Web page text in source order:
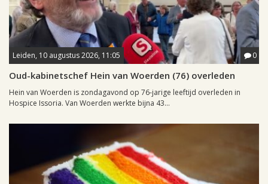
Leiden, 10 augustus 2026, 11:05 0
Oud-kabinetschef Hein van Woerden (76) overleden
Hein van Woerden is zondagavond op 76-jarige leeftijd overleden in
Hospice Issoria. Van Woerden werkte bijna 43...